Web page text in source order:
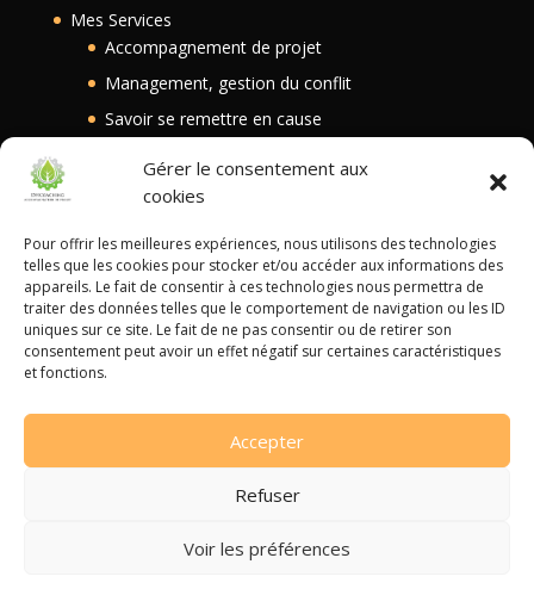
Gérer le consentement aux
cookies
Pour offrir les meilleures expériences, nous utilisons des technologies
telles que les cookies pour stocker et/ou accéder aux informations des
appareils. Le fait de consentir à ces technologies nous permettra de
traiter des données telles que le comportement de navigation ou les ID
uniques sur ce site. Le fait de ne pas consentir ou de retirer son
consentement peut avoir un effet négatif sur certaines caractéristiques
et fonctions.
Accepter
Refuser
Voir les préférences
Mes Services
Accompagnement de projet
Management, gestion du conflit
Savoir se remettre en cause
Autres liens
Mentions Légales
Politique de confidentialité